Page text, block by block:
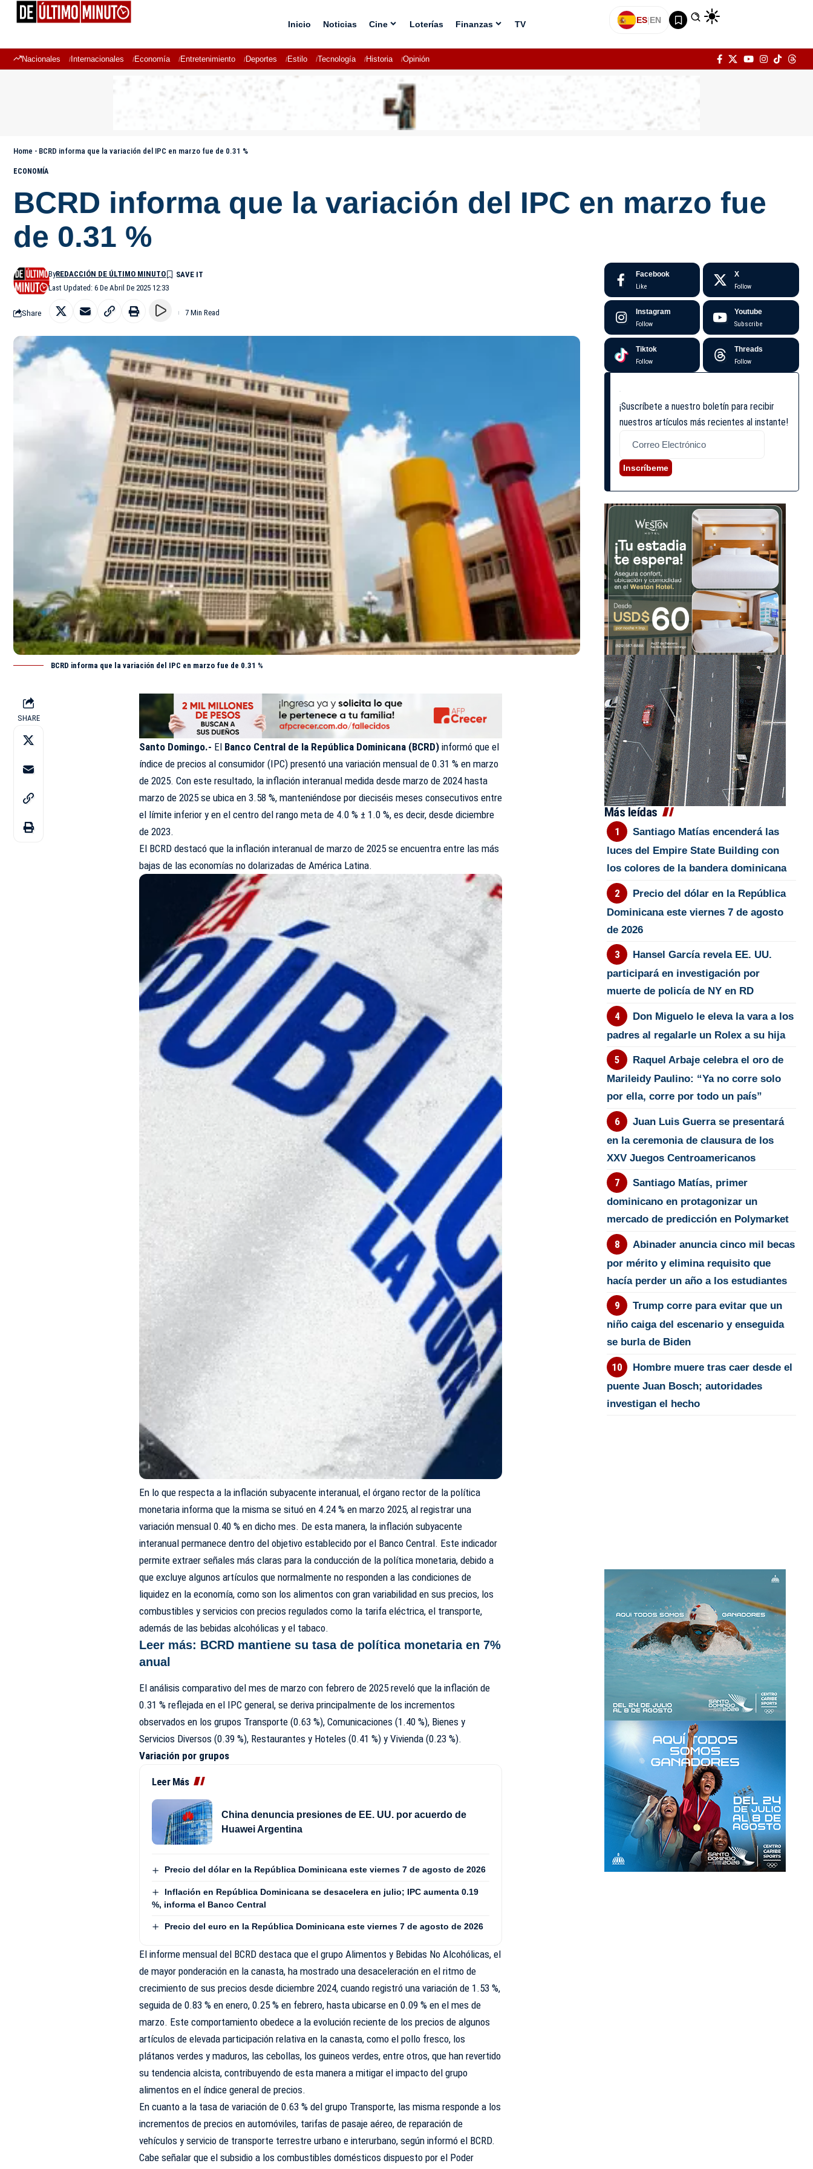
Inicio Noticias Cine Loterías Finanzas TV ES|EN
Nacionales Internacionales Economía Entretenimiento Deportes Estilo Tecnología Historia Opinión
Home - BCRD informa que la variación del IPC en marzo fue de 0.31 %
ECONOMÍA
BCRD informa que la variación del IPC en marzo fue
de 0.31 %
Last Updated: 6 De Abril De 2025 12:33
ByREDACCIÓN DE ÚLTIMO MINUTO
Share 7 Min Read
BCRD informa que la variación del IPC en marzo fue de 0.31 %
SHARE
Santo Domingo.- El Banco Central de la República Dominicana (BCRD) informó que el
índice de precios al consumidor (IPC) presentó una variación mensual de 0.31 % en marzo
de 2025. Con este resultado, la inflación interanual medida desde marzo de 2024 hasta
marzo de 2025 se ubica en 3.58 %, manteniéndose por dieciséis meses consecutivos entre
el límite inferior y en el centro del rango meta de 4.0 % ± 1.0 %, es decir, desde diciembre
de 2023.
El BCRDdestacó que la inflación interanual de marzo de 2025 se encuentra entre las más
bajas de las economías no dolarizadas de América Latina.
En lo que respecta a la inflación subyacente interanual, el órgano rector de la política
monetaria informa que la misma se situó en 4.24 % en marzo 2025, al registrar una
variación mensual 0.40 % en dicho mes. De esta manera, la inflación subyacente
interanual permanece dentro del objetivo establecido por el Banco Central. Este indicador
permite extraer señales más claras para la conducción de la política monetaria, debido a
que excluye algunos artículos que normalmente no responden a las condiciones de
liquidez en la economía, como son los alimentos con gran variabilidad en sus precios, los
combustibles y servicios con precios regulados como la tarifa eléctrica, el transporte,
además de las bebidas alcohólicas y el tabaco.
Leer más: BCRD mantiene su tasa de política monetaria en 7%
anual
El análisis comparativo del mes de marzo con febrero de 2025 reveló que la inflación de
0.31 % reflejada en el IPC general, se deriva principalmente de los incrementos
observados en los grupos Transporte (0.63 %), Comunicaciones (1.40 %), Bienes y
Servicios Diversos (0.39 %), Restaurantes y Hoteles (0.41 %) y Vivienda (0.23 %).
Variación por grupos
Leer Más
China denuncia presiones de EE. UU. por acuerdo de
Huawei Argentina
Precio del dólar en la República Dominicana este viernes 7 de agosto de 2026
Inflación en República Dominicana se desacelera en julio; IPC aumenta 0.19
%, informa el Banco Central
Precio del euro en la República Dominicana este viernes 7 de agosto de 2026
El informe mensual del BCRD destaca que el grupo Alimentos y Bebidas No Alcohólicas, el
de mayor ponderación en la canasta, ha mostrado una desaceleración en el ritmo de
crecimiento de sus precios desde diciembre 2024, cuando registró una variación de 1.53 %,
seguida de 0.83 % en enero, 0.25 % en febrero, hasta ubicarse en 0.09 % en el mes de
marzo. Este comportamiento obedece a la evolución reciente de los precios de algunos
artículos de elevada participación relativa en la canasta, como el pollo fresco, los
plátanos verdes y maduros, las cebollas, los guineos verdes, entre otros, que han revertido
su tendencia alcista, contribuyendo de esta manera a mitigar el impacto del grupo
alimentos en el índice general de precios.
En cuanto a la tasa de variación de 0.63 % del grupo Transporte, las misma responde a los
incrementos de precios en automóviles, tarifas de pasaje aéreo, de reparación de
vehículos y servicio de transporte terrestre urbano e interurbano, según informó el BCRD.
Cabe señalar que el subsidio a los combustibles domésticos dispuesto por el Poder
Facebook
Like
X
Follow
Instagram
Follow
Youtube
Subscribe
Tiktok
Follow
Threads
Follow
¡Suscríbete a nuestro boletín para recibir
nuestros artículos más recientes al instante!
Inscríbeme
Más leídas
Santiago Matías encenderá las
luces del Empire State Building con
los colores de la bandera dominicana
Precio del dólar en la República
Dominicana este viernes 7 de agosto
de 2026
Hansel García revela EE. UU.
participará en investigación por
muerte de policía de NY en RD
Don Miguelo le eleva la vara a los
padres al regalarle un Rolex a su hija
Raquel Arbaje celebra el oro de
Marileidy Paulino: “Ya no corre solo
por ella, corre por todo un país”
Juan Luis Guerra se presentará
en la ceremonia de clausura de los
XXV Juegos Centroamericanos
Santiago Matías, primer
dominicano en protagonizar un
mercado de predicción en Polymarket
Abinader anuncia cinco mil becas
por mérito y elimina requisito que
hacía perder un año a los estudiantes
Trump corre para evitar que un
niño caiga del escenario y enseguida
se burla de Biden
Hombre muere tras caer desde el
puente Juan Bosch; autoridades
investigan el hecho